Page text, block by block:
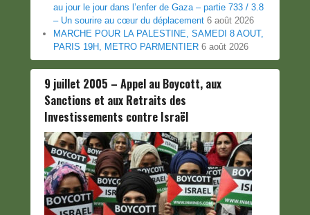
au jour le jour dans l’enfer de Gaza – partie 733 / 3.8
– Un sourire au cœur du déplacement 6 août 2026
MARCHE POUR LA PALESTINE, SAMEDI 8 AOUT,
PARIS 19H, METRO PARMENTIER 6 août 2026
9 juillet 2005 – Appel au Boycott, aux
Sanctions et aux Retraits des
Investissements contre Israël